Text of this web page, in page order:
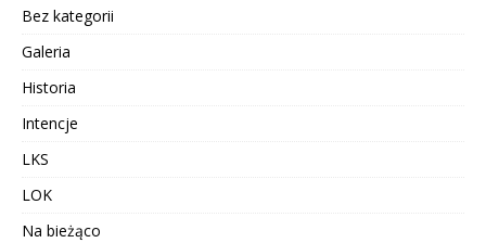
Bez kategorii
Galeria
Historia
Intencje
LKS
LOK
Na bieżąco